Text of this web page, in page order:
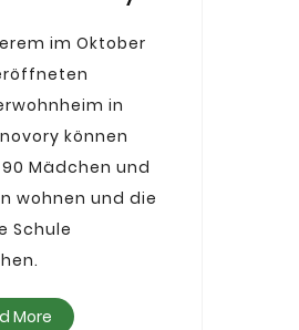
im Oktober
in
können
Mädchen und
wohnen und die
Schule
More